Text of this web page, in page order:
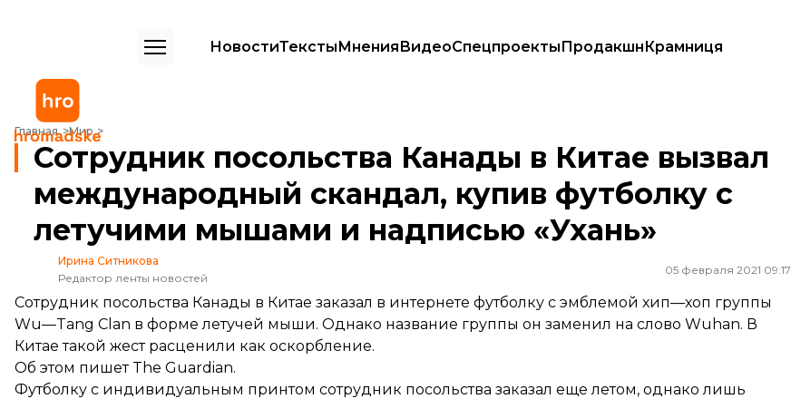
НовостиТекстыМненияВидеоСпецпроектыПродакшнКрамниця
Главная Мир
Сотрудник посольства Канады в Китае вызвал международный скандал, купив футболку с летучими мышами и надписью «Ухань»
Сотрудник посольства Канады в Китае вызвал
международный скандал, купив футболку с
летучими мышами и надписью «Ухань»
Ирина Ситникова
Редактор ленты новостей
05 февраля 2021 09:17
Сотрудник посольства Канады в Китае заказал в интернете футболку с эмблемой хип—хоп группы
Wu—Tang Clan в форме летучей мыши. Однако название группы он заменил на слово Wuhan. В
Китае такой жест расценили как оскорбление.
Об этом пишетThe Guardian.
Футболку с индивидуальным принтом сотрудник посольства заказал еще летом, однако лишь